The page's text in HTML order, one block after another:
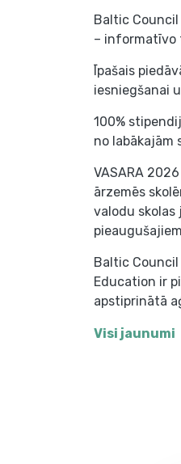
Baltic Council
– informatīvo
Īpašais
iesniegšanai
100%
no labākajām
VASARA
ārzemēs
valodu skolas
pieaugušajiem
Baltic
Education ir
apstiprinātā
Visi jaunumi